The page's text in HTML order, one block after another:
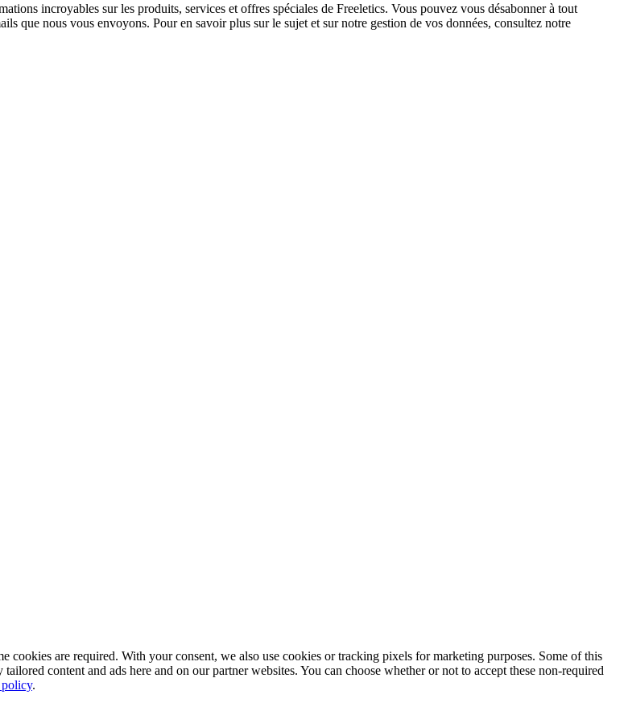
incroyables sur les produits, services et offres spéciales de Freeletics. Vous pouvez vous désabonner à tout
que nous vous envoyons. Pour en savoir plus sur le sujet et sur notre gestion de vos données, consultez notre
cookies are required. With your consent, we also use cookies or tracking pixels for marketing purposes. Some of this
content and ads here and on our partner websites. You can choose whether or not to accept these non-required
.